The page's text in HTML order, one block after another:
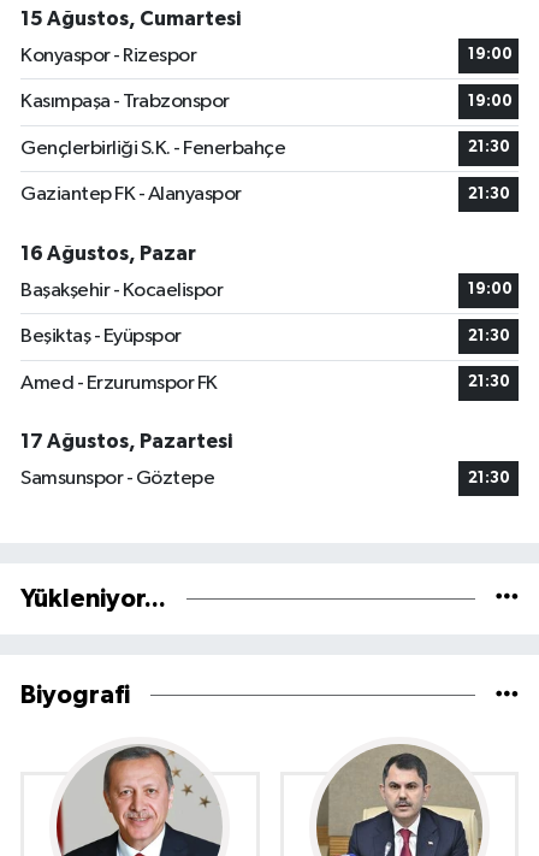
15 Ağustos, Cumartesi
Konyaspor - Rizespor
19:00
Kasımpaşa - Trabzonspor 19:00
Gençlerbirliği S.K. - Fenerbahçe 21:30
Gaziantep FK - Alanyaspor 21:30
16 Ağustos, Pazar
Başakşehir - Kocaelispor
19:00
Beşiktaş - Eyüpspor 21:30
Amed - Erzurumspor FK 21:30
17 Ağustos, Pazartesi
Samsunspor - Göztepe
21:30
Yükleniyor...
Biyografi